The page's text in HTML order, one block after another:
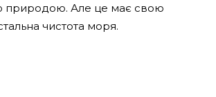
Але це має свою
чистота моря.